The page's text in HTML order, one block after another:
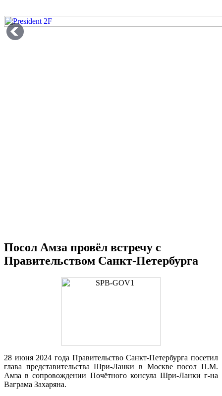
Посол Амза провёл встречу с
Правительством Санкт-Петербурга
28 июня 2024 года Правительство Санкт-Петербурга посетил
глава представительства Шри-Ланки в Москве посол П.М.
Амза в сопровождении Почётного консула Шри-Ланки г-на
Ваграма Захаряна.